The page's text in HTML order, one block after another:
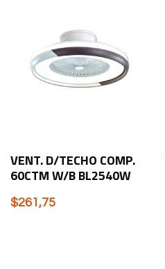
VENT. D/TECHO COMP.
60CTM W/B BL2540W
$261,75